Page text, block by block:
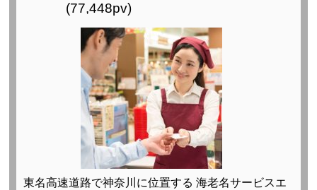
(77,448pv)
東名高速道路で神奈川に位置する 海老名サービスエ